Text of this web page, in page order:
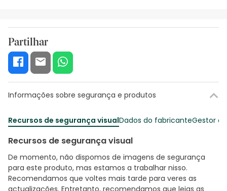
Partilhar
Informações sobre segurança e produtos
Recursos de segurança visualDados do fabricanteGestor
Recursos de segurança visual
De momento, não dispomos de imagens de segurança
para este produto, mas estamos a trabalhar nisso.
Recomendamos que voltes mais tarde para veres as
actualizações. Entretanto, recomendamos que leias as